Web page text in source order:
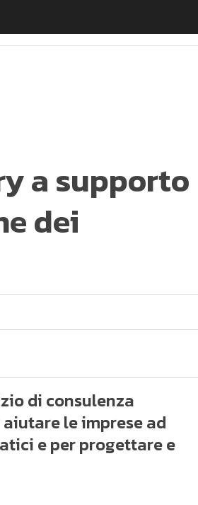
delle imprese nella gestione
a supporto
dei
di consulenza
le imprese ad
e per progettare e